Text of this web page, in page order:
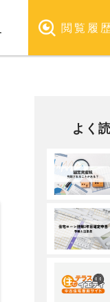
閲覧履
よく